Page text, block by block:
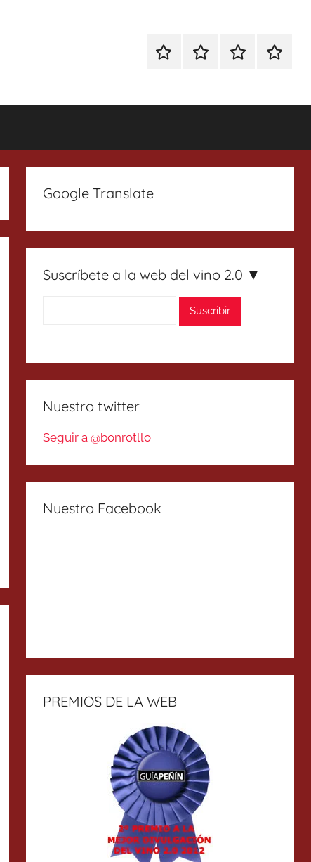
EspecialEnoturismoRanking
Google Translate
Suscríbete a la web del vino 2.0 ▼
Nuestro twitter
Seguir a @bonrotllo
Nuestro Facebook
PREMIOS DE LA WEB